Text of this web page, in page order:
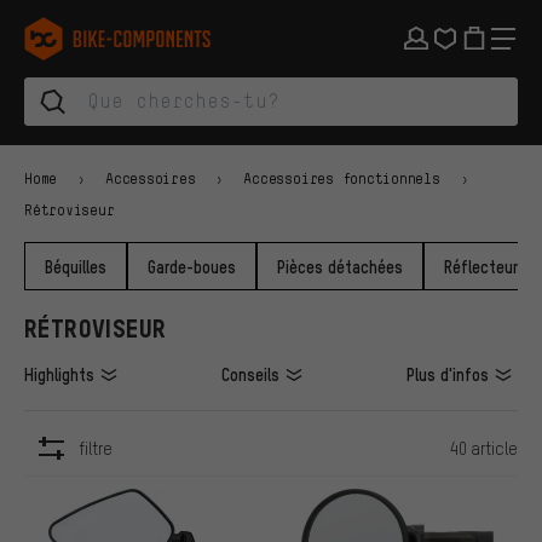
Aller à la navigation principale
Aller à la navigation des catégories
Aller au contenu
Aller aux marques et à la newsletter
Aller au pied de page
bike-components.de Page d'accueil
Home Accessoires Accessoires fonctionnels
Rétroviseur
Béquilles Garde-boues Pièces détachées Réflecteurs
RÉTROVISEUR
Highlights Conseils Plus d'infos
filtre 40 article